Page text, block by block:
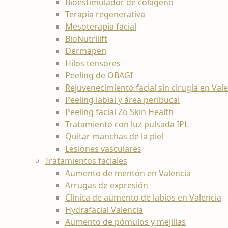
Terapia regenerativa
Mesoterapia facial
BioNutrilift
Dermapen
Hilos tensores
Peeling de OBAGI
Rejuvenecimiento facial sin cirugía en
Peeling labial y área peribucal
Peeling facial Zo Skin Health
Tratamiento con luz pulsada IPL
Quitar manchas de la piel
Lesiones vasculares
Tratamientos faciales
Aumento de mentón en Valencia
Arrugas de expresión
Clínica de aumento de labios en Valencia
Hydrafacial Valencia
Aumento de pómulos y mejillas